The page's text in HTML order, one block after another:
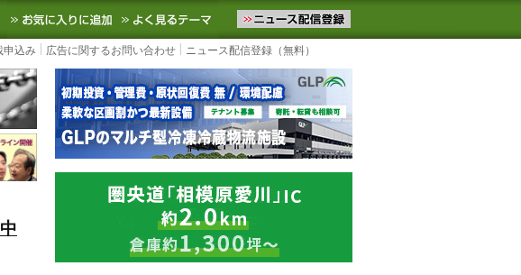
外の最新の物流ニュースをお届けします。物流ニュースメール配信を登録す
お気に入りに追加 よく見るテーマ
申込み 広告に関するお問い合わせ ニュース配信登録（無料）